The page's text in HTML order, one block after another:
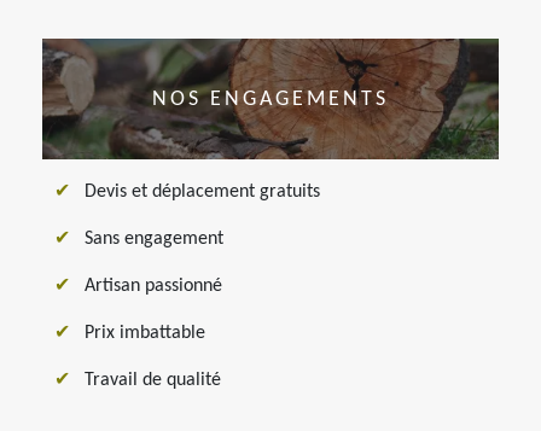
NOS ENGAGEMENTS
Devis et déplacement gratuits
Sans engagement
Artisan passionné
Prix imbattable
Travail de qualité